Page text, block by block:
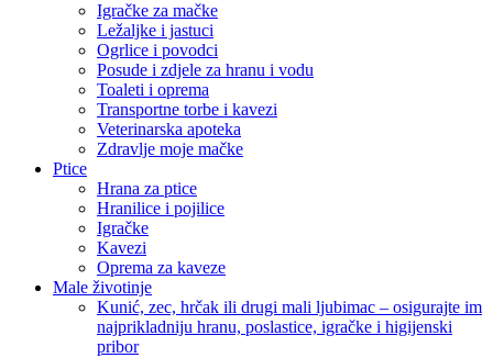
Igračke za mačke
Ležaljke i jastuci
Ogrlice i povodci
Posude i zdjele za hranu i vodu
Toaleti i oprema
Transportne torbe i kavezi
Veterinarska apoteka
Zdravlje moje mačke
Ptice
Hrana za ptice
Hranilice i pojilice
Igračke
Kavezi
Oprema za kaveze
Male životinje
Kunić, zec, hrčak ili drugi mali ljubimac – osigurajte im
najprikladniju hranu, poslastice, igračke i higijenski
pribor